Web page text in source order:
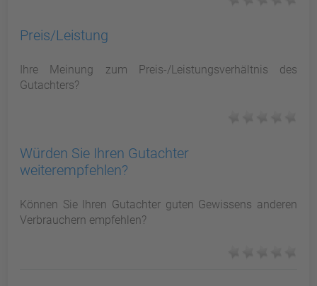
Preis/Leistung
Ihre Meinung zum Preis-/Leistungsverhältnis des
Gutachters?
Würden Sie Ihren Gutachter
weiterempfehlen?
Können Sie Ihren Gutachter guten Gewissens anderen
Verbrauchern empfehlen?